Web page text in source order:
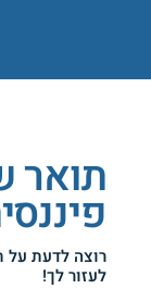
תואר
רוצה לדעת על
לעזור לך!